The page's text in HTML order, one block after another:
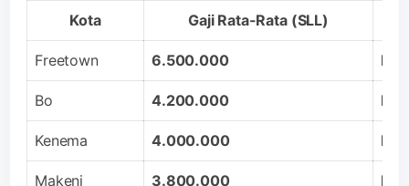
Kota Gaji Rata-Rata (SLL)
Freetown 6.500.000 Rp
Bo 4.200.000 Rp
Kenema 4.000.000 Rp
Makeni 3.800.000 Rp